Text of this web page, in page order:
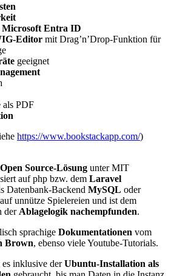
Microsoft Entra ID
Editor mit Drag’n’Drop-Funktion für
geeignet
als PDF
https://www.bookstackapp.com/)
Open Source-Lösung unter MIT
auf php bzw. dem Laravel
Datenbank-Backend MySQL oder
unnütze Spielereien und ist dem
der Ablagelogik nachempfunden.
sprachige Dokumentationen vom
Brown, ebenso viele Youtube-Tutorials.
es inklusive derUbuntu-Installation als